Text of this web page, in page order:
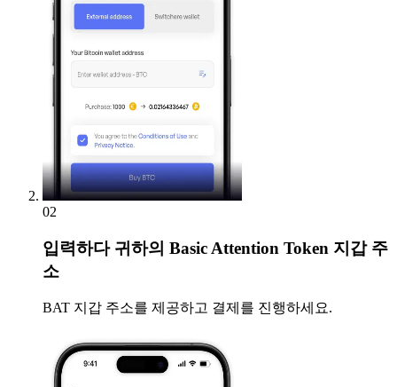
02
입력하다귀하의 Basic Attention Token 지갑 주
소
BAT 지갑 주소를 제공하고 결제를 진행하세요.